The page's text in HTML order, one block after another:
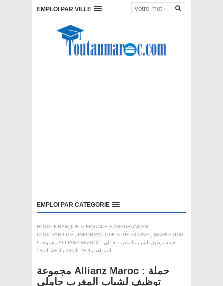
EMPLOI PAR VILLE
EMPLOI PAR CATEGORIE
HOME BANQUE & FINANCE & ASSURANCES ,
COMPTABILITÉ , INFORMATIQUE & TÉLÉCOMS , MARKETING
مجموعة ALLIANZ MAROC : حملة توظيف لشباب المغرب حاملي
الشواهد باك+2 باك+3 باك+4 باك+5
مجموعة Allianz Maroc : حملة
توظيف لشباب المغرب حاملي